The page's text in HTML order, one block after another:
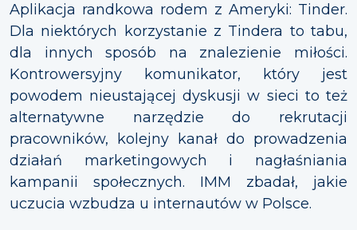
Aplikacja randkowa rodem z Ameryki: Tinder.
Dla niektórych korzystanie z Tindera to tabu,
dla innych sposób na znalezienie miłości.
Kontrowersyjny komunikator, który jest
powodem nieustającej dyskusji w sieci to też
alternatywne narzędzie do rekrutacji
pracowników, kolejny kanał do prowadzenia
działań marketingowych i nagłaśniania
kampanii społecznych. IMM zbadał, jakie
uczucia wzbudza u internautów w Polsce.